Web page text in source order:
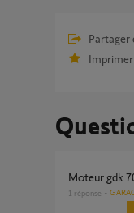
Partager
Imprimer
Moteur gdk
1 réponse